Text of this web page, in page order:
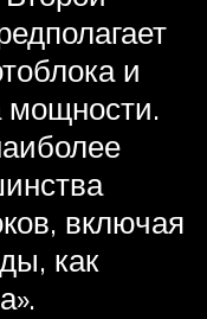
и
мощности.
включая
как